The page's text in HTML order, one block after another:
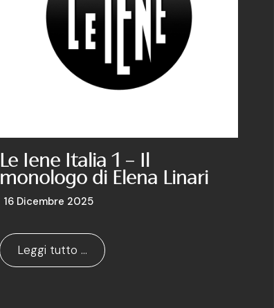
Le Iene Italia 1 – Il
monologo di Elena Linari
16 Dicembre 2025
Leggi tutto …